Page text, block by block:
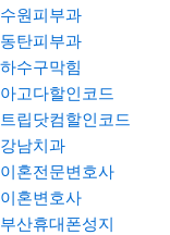
수원피부과
동탄피부과
하수구막힘
아고다할인코드
트립닷컴할인코드
강남치과
이혼전문변호사
이혼변호사
부산휴대폰성지